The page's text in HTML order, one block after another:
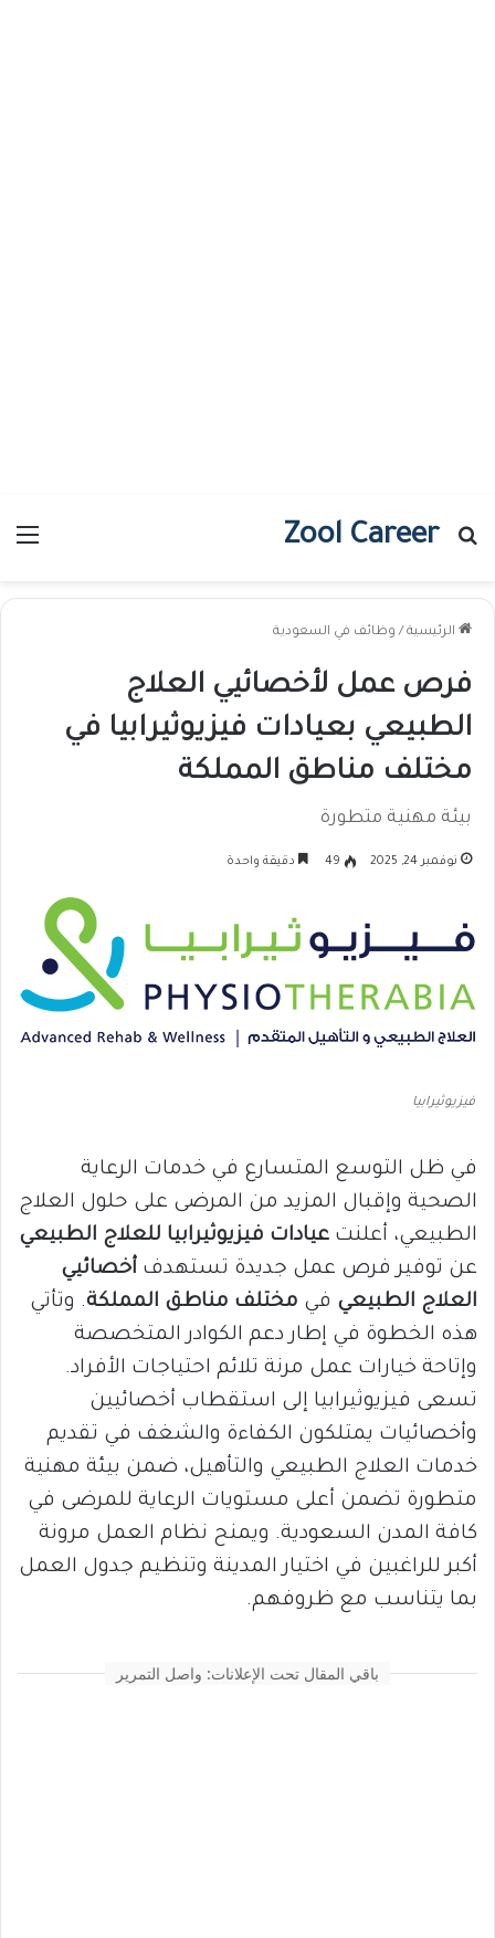
Zool Career
بحث عن
الرئيسية / وظائف في السعودية
فرص عمل لأخصائيي العلاج
الطبيعي بعيادات فيزيوثيرابيا في
مختلف مناطق المملكة
بيئة مهنية متطورة
نوفمبر 24, 2025 49 دقيقة واحدة
فيزيوثيرابيا
في ظل التوسع المتسارع في خدمات الرعاية
الصحية وإقبال المزيد من المرضى على حلول العلاج
الطبيعي، أعلنت عيادات فيزيوثيرابيا للعلاج الطبيعي
عن توفير فرص عمل جديدة تستهدف أخصائيي
العلاج الطبيعي في مختلف مناطق المملكة. وتأتي
هذه الخطوة في إطار دعم الكوادر المتخصصة
وإتاحة خيارات عمل مرنة تلائم احتياجات الأفراد.
تسعى فيزيوثيرابيا إلى استقطاب أخصائيين
وأخصائيات يمتلكون الكفاءة والشغف في تقديم
خدمات العلاج الطبيعي والتأهيل، ضمن بيئة مهنية
متطورة تضمن أعلى مستويات الرعاية للمرضى في
كافة المدن السعودية. ويمنح نظام العمل مرونة
أكبر للراغبين في اختيار المدينة وتنظيم جدول العمل
بما يتناسب مع ظروفهم.
باقي المقال تحت الإعلانات: واصل التمرير